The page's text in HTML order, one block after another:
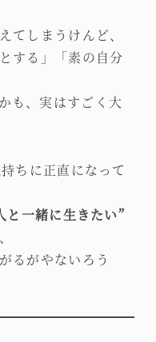
てしまうけんど、
する」「素の自分
も、実はすごく大
ちに正直になって
と一緒に生きたい”
るがやないろう